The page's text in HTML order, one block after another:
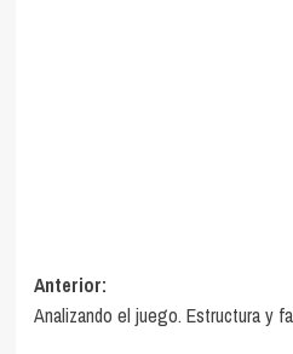
Navegación
de
Anterior:
Analizando el juego. Estructura y